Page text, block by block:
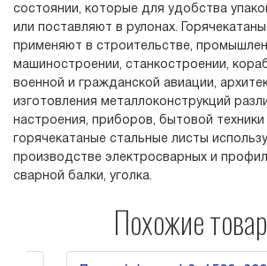
состоянии, которые для удобства
или поставляют в рулонах.
применяют в строительстве,
машиностроении, станкостроении,
военной и гражданской авиации,
изготовления металлоконструкций
настроения, приборов, бытовой
горячекатаные стальные листы
производстве электросварных и
сварной балки, уголка.
Похожие